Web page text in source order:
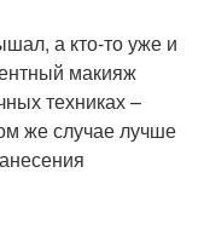
а кто-то уже и
макияж
техниках –
же случае лучше